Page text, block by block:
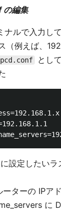
編集
ナルで入力し
（例えば、
とし
設定したいラ
ターの IPアド
に